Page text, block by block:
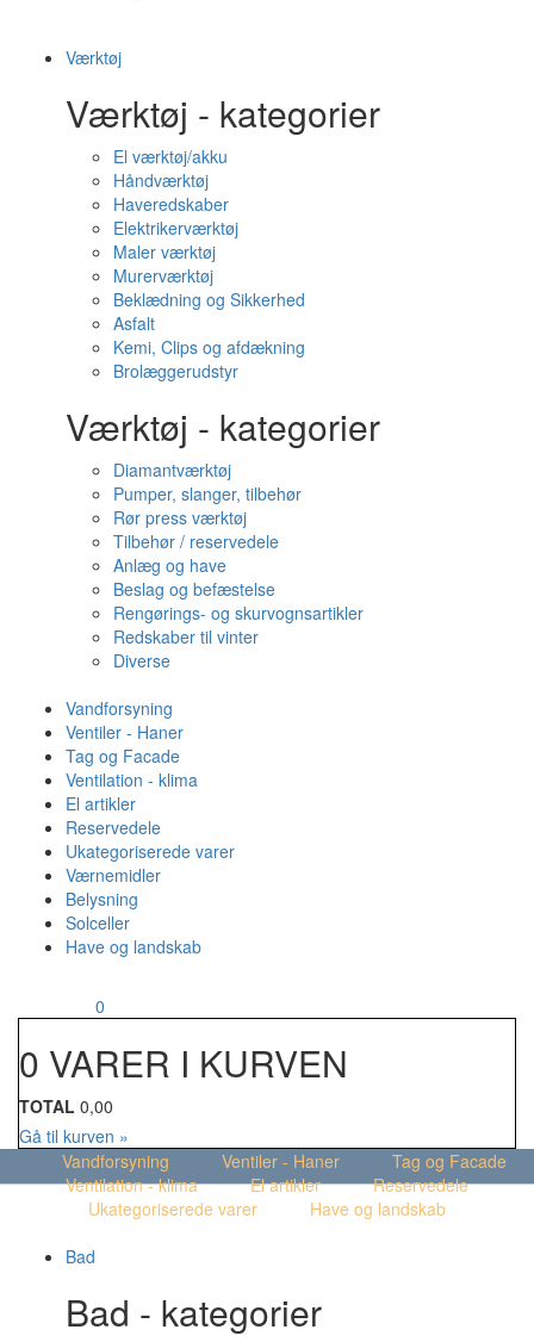
Værktøj
Værktøj - kategorier
El værktøj/akku
Håndværktøj
Haveredskaber
Elektrikerværktøj
Maler værktøj
Murerværktøj
Beklædning og Sikkerhed
Asfalt
Kemi, Clips og afdækning
Brolæggerudstyr
Værktøj - kategorier
Diamantværktøj
Pumper, slanger, tilbehør
Rør press værktøj
Tilbehør / reservedele
Anlæg og have
Beslag og befæstelse
Rengørings- og skurvognsartikler
Redskaber til vinter
Diverse
Vandforsyning
Ventiler - Haner
Tag og Facade
Ventilation - klima
El artikler
Reservedele
Ukategoriserede varer
Værnemidler
Belysning
Solceller
Have og landskab
0
0 VARER I KURVEN
TOTAL 0,00
Gå til kurven »
Vandforsyning
Ventiler - Haner
Tag og Facade
Ventilation - klima
El artikler
Reservedele
Ukategoriserede varer
Have og landskab
Bad
Bad - kategorier